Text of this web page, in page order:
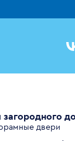
загородного
двери